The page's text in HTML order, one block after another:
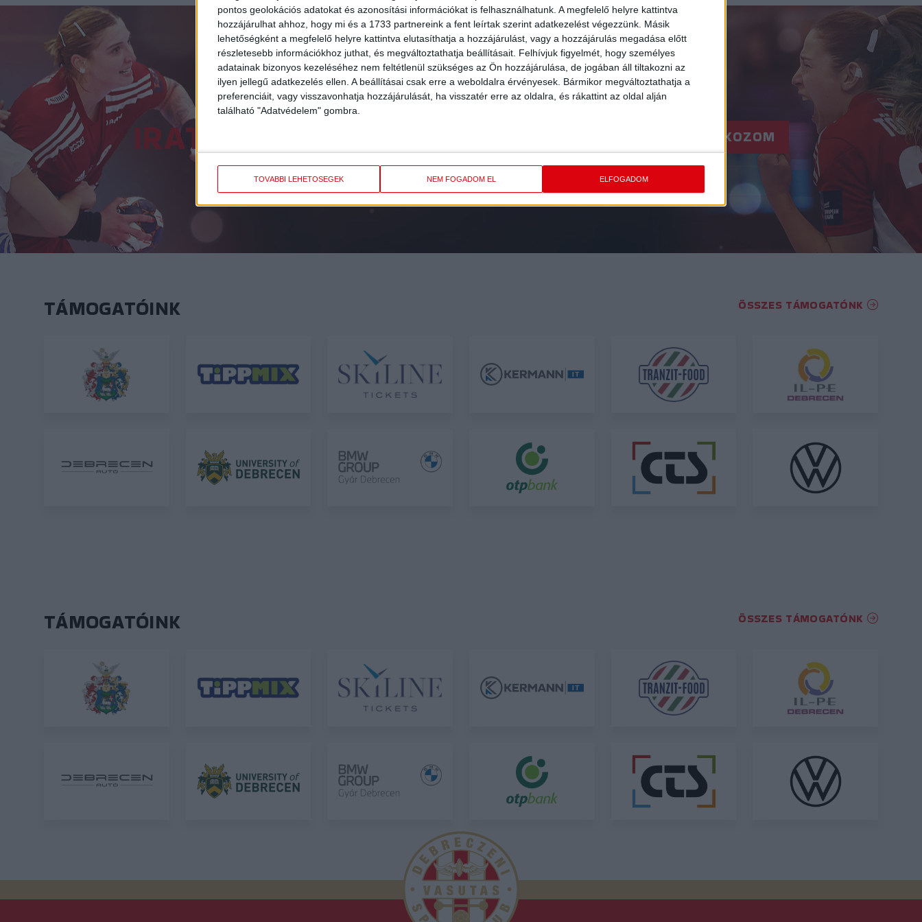
pontos geolokációs adatokat és azonosítási információkat is felhasználhatunk. A megfelelő helyre kattintva
hozzájárulhat ahhoz, hogy mi és a 1733 partnereink a fent leírtak szerint adatkezelést végezzünk. Másik
lehetőségként a megfelelő helyre kattintva elutasíthatja a hozzájárulást, vagy a hozzájárulás megadása előtt
részletesebb információkhoz juthat, és megváltoztathatja beállításait. Felhívjuk figyelmét, hogy személyes
adatainak bizonyos kezeléséhez nem feltétlenül szükséges az Ön hozzájárulása, de jogában áll tiltakozni az
ilyen jellegű adatkezelés ellen. A beállításai csak erre a weboldalra érvényesek. Bármikor megváltoztathatja a
preferenciáit, vagy visszavonhatja hozzájárulását, ha visszatér erre az oldalra, és rákattint az oldal alján
található "Adatvédelem" gombra.
TOVÁBBI LEHETŐSÉGEK NEM FOGADOM EL ELFOGADOM
IRATKOZZ FEL FELIRATKOZOM
TÁMOGATÓINK ÖSSZES TÁMOGATÓNK
TÁMOGATÓINK ÖSSZES TÁMOGATÓNK